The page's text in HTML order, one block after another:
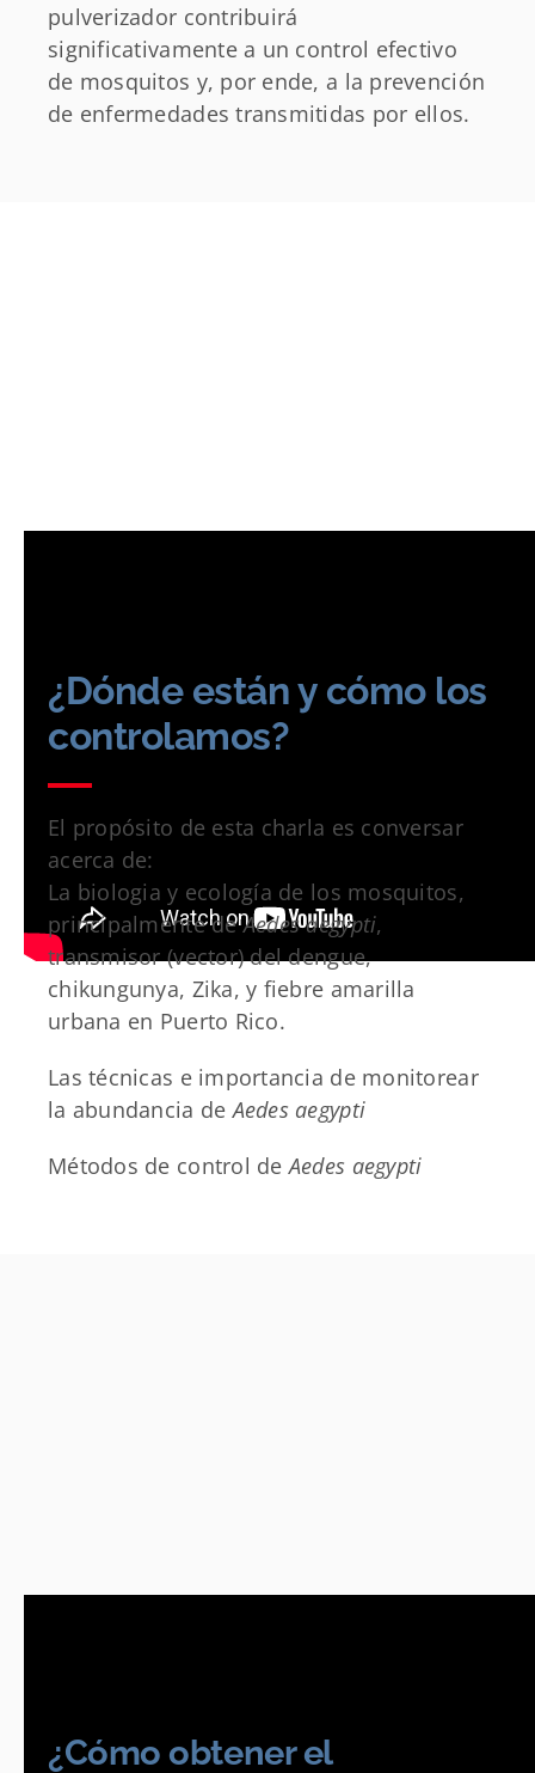
pulverizador contribuirá
significativamente a un control efectivo
de mosquitos y, por ende, a la prevención
de enfermedades transmitidas por ellos.
¿Dónde están y cómo los
controlamos?
El propósito de esta charla es conversar
acerca de:
La biologia y ecología de los mosquitos,
principalmente deAedes aegypti,
transmisor (vector) del dengue,
chikungunya, Zika, y fiebre amarilla
urbana en Puerto Rico.
Las técnicas e importancia de monitorear
la abundancia deAedes aegypti
Métodos de control deAedes aegypti
¿Cómo obtener el